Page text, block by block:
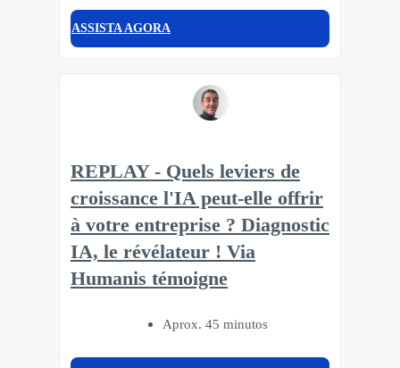
ASSISTA AGORA
REPLAY - Quels leviers de
croissance l'IA peut-elle offrir
à votre entreprise ? Diagnostic
IA, le révélateur ! Via
Humanis témoigne
Aprox. 45 minutos